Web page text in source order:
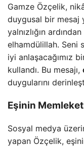
Gamze Özçelik,
duygusal bir mesaj
yalnızlığın
elhamdülillah. Seni
iyi anlaşacağımız
kullandı. Bu mesajı,
duygularını
Eşinin
Sosyal medya
yapan Özçelik,